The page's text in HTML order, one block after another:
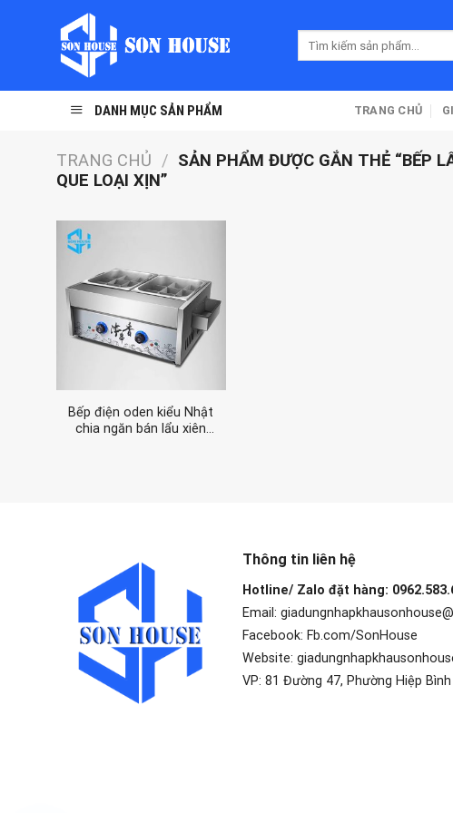
DANH MỤC SẢN PHẨM TRANG CHỦ
TRANG CHỦ / SẢN PHẨM ĐƯỢC GẮN THẺ “BẾP
QUE LOẠI XỊN”
Bếp điện oden kiểu Nhật
chia ngăn bán lẩu xiên
Thông tin liên hệ
Hotline/ Zalo đặt hàng:
Email:
Facebook: Fb.com/SonHouse
Website:
VP: 81 Đường 47, Phường Hiệp